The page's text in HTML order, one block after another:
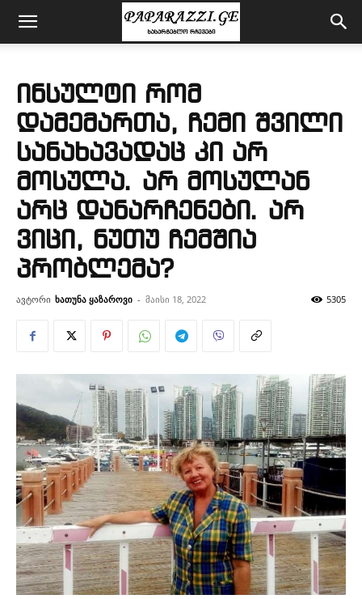
ინსულტი რომ
დამემართა, ჩემი შვილი
სანახავადაც კი არ
მოსულა. არ მოსულან
არც დანარჩენები. არ
ვიცი, ნუთუ ჩემშია
პრობლემა?
ავტორი ხათუნა ყაზაროვი - მაისი 18, 2022 5305